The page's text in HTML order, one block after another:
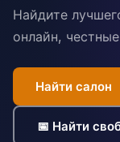
Найдите
онлайн,
Найти салон
📅 Найти